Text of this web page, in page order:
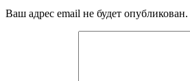
Ваш адрес email не будет опубликован.